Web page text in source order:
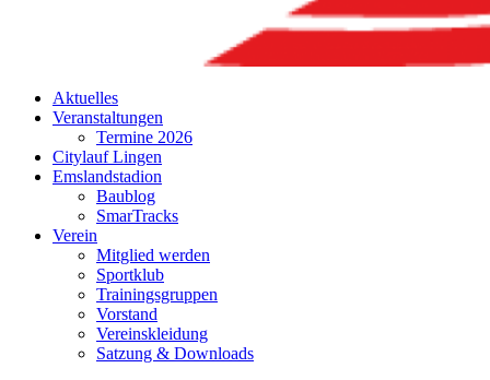
Aktuelles
Veranstaltungen
Termine 2026
Citylauf Lingen
Emslandstadion
Baublog
SmarTracks
Verein
Mitglied werden
Sportklub
Trainingsgruppen
Vorstand
Vereinskleidung
Satzung & Downloads